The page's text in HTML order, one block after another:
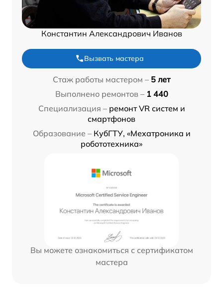
Константин Александрович Иванов
Вызвать мастера
Стаж работы мастером – 5 лет
Выполнено ремонтов – 1 440
Специализация – ремонт VR систем и
смартфонов
Образование – КубГТУ, «Мехатроника и
робототехника»
Вы можете ознакомиться с сертификатом
мастера